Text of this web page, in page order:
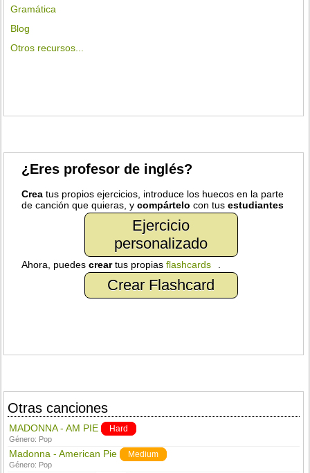
Gramática
Blog
Otros recursos...
¿Eres profesor de inglés?
Crea tus propios ejercicios, introduce los huecos en la parte
de canción que quieras, ycompártelo con tusestudiantes
Ejercicio
personalizado
Ahora, puedescreartus propiasflashcards
Crear Flashcard
Otras canciones
MADONNA - AM PIE Hard
Género: Pop
Madonna - American Pie Medium
Género: Pop